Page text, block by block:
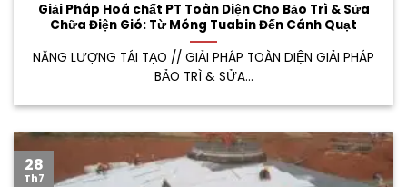
Giải Pháp Hoá chất PT Toàn Diện Cho Bảo Trì & Sửa
Chữa Điện Gió: Từ Móng Tuabin Đến Cánh Quạt
NĂNG LƯỢNG TÁI TẠO // GIẢI PHÁP TOÀN DIỆN GIẢI PHÁP
BẢO TRÌ & SỬA...
28
Th7